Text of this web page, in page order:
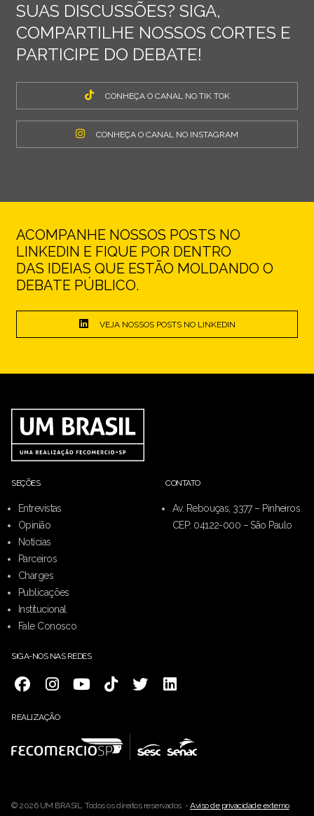
SUAS DISCUSSÕES? SIGA,
COMPARTILHE NOSSOS CORTES E
PARTICIPE DO DEBATE!
CONHEÇA O CANAL NO TIK TOK
CONHEÇA O CANAL NO INSTAGRAM
ACOMPANHE NOSSOS POSTS NO
LINKEDIN E FIQUE POR DENTRO
DAS IDEIAS QUE ESTÃO MOLDANDO O
DEBATE PÚBLICO.
VEJA NOSSOS POSTS NO LINKEDIN
SEÇÕES
Entrevistas
Opinião
Notícias
Parceiros
Charges
Publicações
Institucional
Fale Conosco
CONTATO
Av. Rebouças, 3377 – Pinheiros
CEP: 04122-000 – São Paulo
SIGA-NOS NAS REDES
REALIZAÇÃO
© 2026 UM BRASIL. Todos os direitos reservados. -Aviso de privacidade externo